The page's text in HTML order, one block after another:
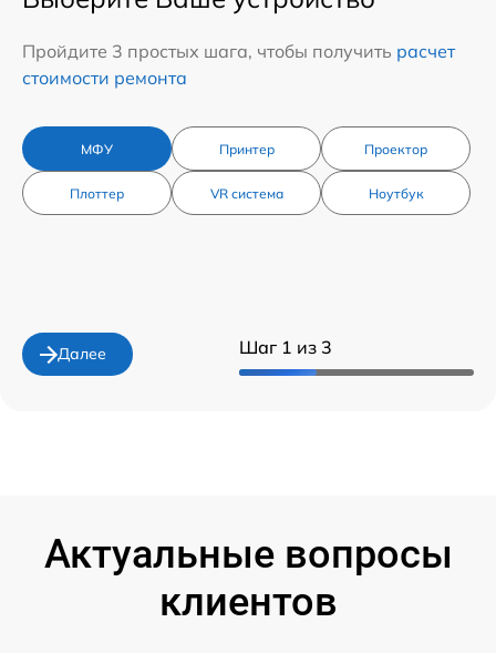
Шаг 1 из 3
Пройдите 3 простых шага, чтобы получить расчет
стоимости ремонта
МФУ Принтер Проектор
Плоттер VR система Ноутбук
Далее
Актуальные вопросы
клиентов